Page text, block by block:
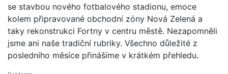
se stavbou nového fotbalového stadionu, emoce
kolem připravované obchodní zóny Nová Zelená a
taky rekonstrukci Fortny v centru městě. Nezapomněli
jsme ani naše tradiční rubriky. Všechno důležité z
posledního měsíce přinášíme v krátkém přehledu.